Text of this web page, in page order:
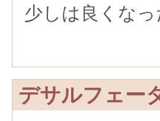
少しは良くなっ
デサルフェー